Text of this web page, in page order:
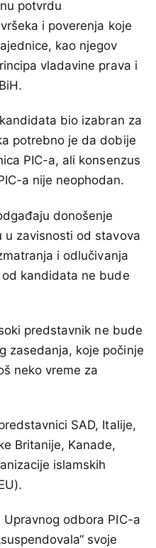
potvrdu
i poverenja koje
kao njegov
vladavine prava i
bio izabran za
potrebno je da dobije
PIC-a, ali konsenzus
a nije neophodan.
donošenje
zavisnosti od stavova
i odlučivanja
kandidata ne bude
predstavnik ne bude
zasedanja, koje počinje
neko vreme za
SAD, Italije,
Britanije, Kanade,
islamskih
odbora PIC-a
svoje